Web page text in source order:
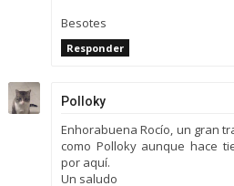
Besotes
Responder
Polloky
Enhorabuena Rocío, un gran
como Polloky aunque hace
por aquí.
Un saludo